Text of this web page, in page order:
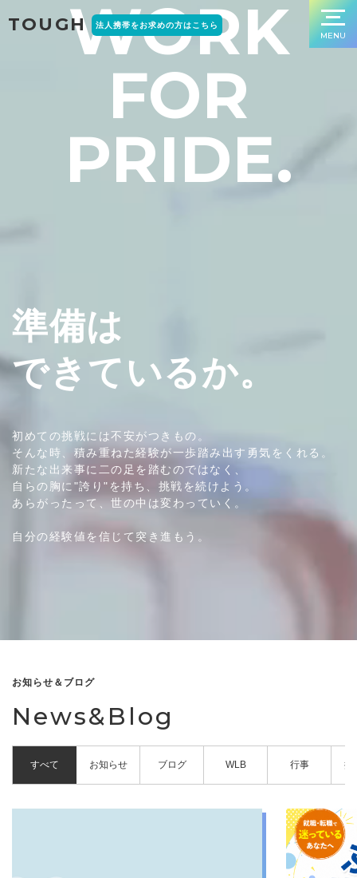
TOUGH 法人携帯をお求めの方はこちら
MENU
WORK
FOR
PRIDE.
準備は
できているか。
初めての挑戦には不安がつきもの。
そんな時、積み重ねた経験が一歩踏み出す勇気をくれる。
新たな出来事に二の足を踏むのではなく、
自らの胸に"誇り"を持ち、挑戦を続けよう。
あらがったって、世の中は変わっていく。
自分の経験値を信じて突き進もう。
お知らせ＆ブログ
News&Blog
すべて お知らせ ブログ WLB 行事 採